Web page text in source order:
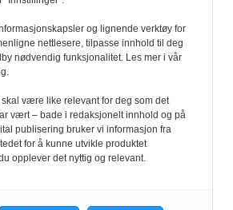
og lignende verktøy for
nettlesere, tilpasse innhold til deg
nødvendig funksjonalitet. Les mer i vår
være like relevant for deg som det
vært – bade i redaksjonelt innhold og på
publisering bruker vi informasjon fra
for å kunne utvikle produktet
opplever det nyttig og relevant.